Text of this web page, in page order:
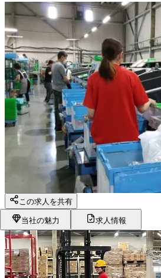
この求人を共有
当社の魅力 求人情報